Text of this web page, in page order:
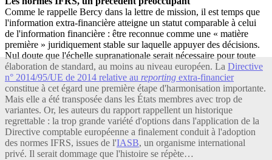
Comme le rappelle Bercy dans la lettre de mission, il est temps que
l'information extra-financière atteigne un statut comparable à celui
de l'information financière : être reconnue comme une « matière
première » juridiquement stable sur laquelle appuyer des décisions.
Nul doute que l'échelle supranationale serait nécessaire pour toute
élaboration de standard, au moins au niveau européen. La Directive
n° 2014/95/UE de 2014 relative au reporting extra-financier
constitue à cet égard une première étape d'harmonisation importante.
Mais elle a été transposée dans les États membres avec trop de
variantes. Or, les auteurs du rapport rappellent un historique
regrettable : la trop grande variété d'options dans l'application de la
Directive comptable européenne a finalement conduit à l'adoption
des normes IFRS, issues de l'IASB, un organisme international
privé. Il serait dommage que l'histoire se répète…